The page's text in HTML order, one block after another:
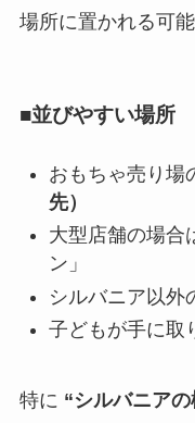
場所に置かれる可
■並びやすい場所
おもちゃ売り場
先）
大型店舗の場合
ン」
シルバニア以外
子どもが手に取
特に “シルバニア